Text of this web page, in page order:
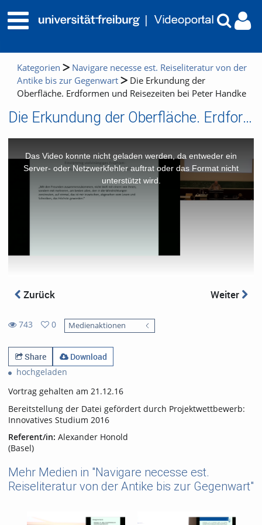
Kategorien
Navigare necesse est. Reiseliteratur von der
Antike bis zur Gegenwart
Die Erkundung der
Oberfläche. Erdformen und Reisezeiten bei Peter Handke
Die Erkundung der Oberfläche. Erdformen und Reisezeiten bei Peter Handke
modal
window.
Das Video konnte nicht geladen werden, da entweder ein
Server- oder Netzwerkfehler auftrat oder das Format nicht
unterstützt wird.
Zurück Weiter
743
views
0
favorites
Medienaktionen
Share
Download
hochgeladen
Vortrag gehalten am 21.12.16
Bereitstellung der Datei gefördert durch Projektwettbewerb:
Innovatives Studium 2016
Referent/in: Alexander Honold
(Basel)
Mehr Medien in "Navigare necesse est.
Reiseliteratur von der Antike bis zur Gegenwart"